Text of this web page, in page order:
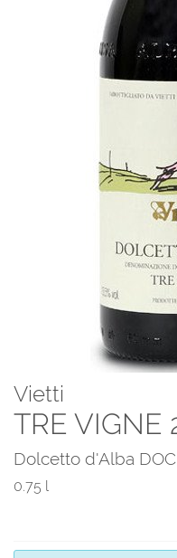
Vietti
TRE VIGNE
Dolcetto d'Alba DOC
0.75 l